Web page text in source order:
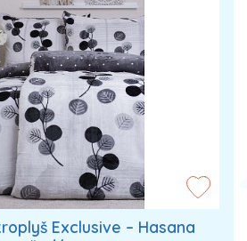
Exclusive – Hasana